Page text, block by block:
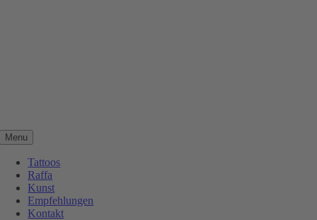
Menu
Tattoos
Raffa
Kunst
Empfehlungen
Kontakt